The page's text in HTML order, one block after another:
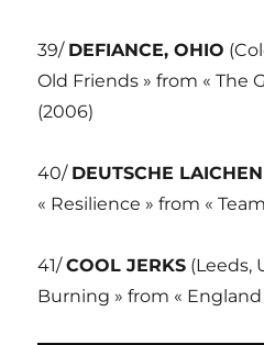
39/ DEFIANCE, OHIO
Old Friends » from « The
(2006)
40/ DEUTSCHE LAICHEN
« Resilience » from «
41/COOL JERKS (Leeds,
Burning » from « England